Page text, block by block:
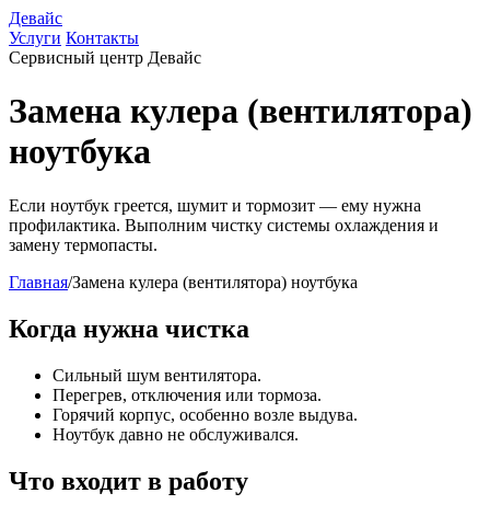
Девайс
Услуги Контакты
Сервисный центр Девайс
Замена кулера (вентилятора)
ноутбука
Если ноутбук греется, шумит и тормозит — ему нужна
профилактика. Выполним чистку системы охлаждения и
замену термопасты.
Главная/Замена кулера (вентилятора) ноутбука
Когда нужна чистка
Сильный шум вентилятора.
Перегрев, отключения или тормоза.
Горячий корпус, особенно возле выдува.
Ноутбук давно не обслуживался.
Что входит в работу